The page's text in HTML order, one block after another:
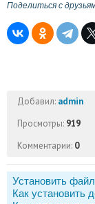
Поделиться с
Добавил: admin
Просмотры: 919
Комментарии: 0
Установить
Как установить